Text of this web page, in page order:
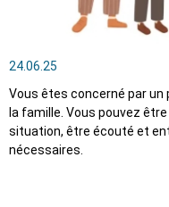
24.06.25
Vous êtes concerné par un
la famille. Vous pouvez
situation, être écouté et
nécessaires.